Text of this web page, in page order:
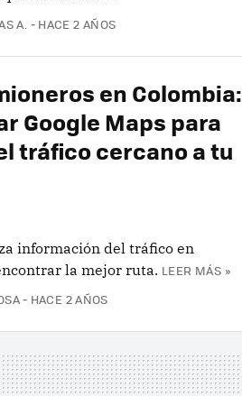
A. HACE 2 AÑOS
en Colombia:
Google Maps para
tráfico cercano a tu
información del tráfico en
la mejor ruta. LEER MÁS »
HACE 2 AÑOS